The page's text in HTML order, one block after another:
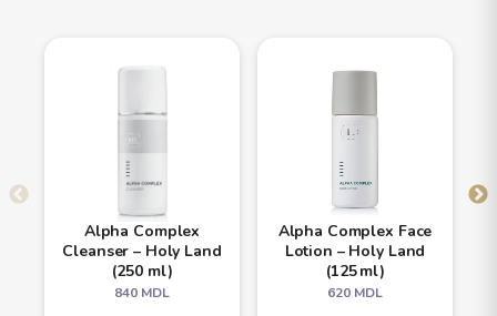
Alpha Complex
Cleanser – Holy Land
(250 ml)
840 MDL
Alpha Complex Face
Lotion – Holy Land
(125 ml)
620 MDL